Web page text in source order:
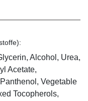
Alcohol, Urea,
Acetate,
Vegetable
Tocopherols,